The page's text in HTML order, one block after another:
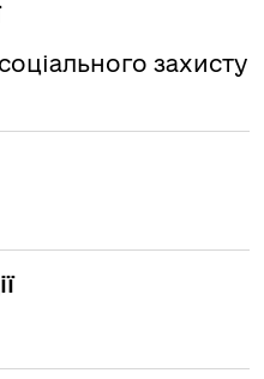
захисту